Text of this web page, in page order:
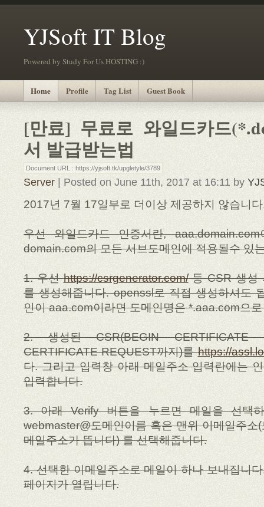
YJSoft IT Blog
Powered by Study For Us HOSTING :)
Home Profile Tag List Guest Book
[만료] 무료로 와일드카드
서 발급받는법
Document URL : https://yjsoft.tk/upgletyle/3789
Server | Posted on June 11th, 2017 at 16:11 by
2017년 7월 17일부로 더이상 제공하지 않습니
우선 와일드카드 인증서란,
domain.com의 모든 서브도메인에 적용될수 있
1. 우선https://csrgenerator.com/등 CSR 생성
를 생성해줍니다. openssl로 직접 생성하셔도
인이 aaa.com이라면 도메인명은 *.aaa.com으
2. 생성된 CSR(BEGIN CERTIFICATE
CERTIFICATE REQUEST까지)를https://
다. 그리고 입력창 아래 메일주소 입력란에는
입력합니다.
3. 아래 Verify 버튼을 누르면 메일을 선택
webmaster@도메인이름 혹은 맨위 이메일주소
메일주소가 뜹니다) 를 선택해줍니다.
4. 선택한 이메일주소로 메일이 하나 보내집니
페이지가 열립니다.